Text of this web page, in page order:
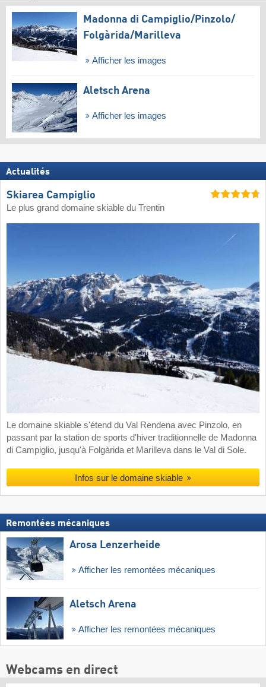
Madonna di Campiglio/​Pinzolo/​
Folgàrida/​Marilleva
Afficher les images
Aletsch Arena
Afficher les images
Actualités
Skiarea Campiglio
Le plus grand domaine skiable du Trentin
Le domaine skiable s'étend du Val Rendena avec Pinzolo, en
passant par la station de sports d'hiver traditionnelle de Madonna
di Campiglio, jusqu'à Folgàrida et Marilleva dans le Val di Sole.
Infos sur le domaine skiable
Remontées mécaniques
Arosa Lenzerheide
Afficher les remontées mécaniques
Aletsch Arena
Afficher les remontées mécaniques
Webcams en direct